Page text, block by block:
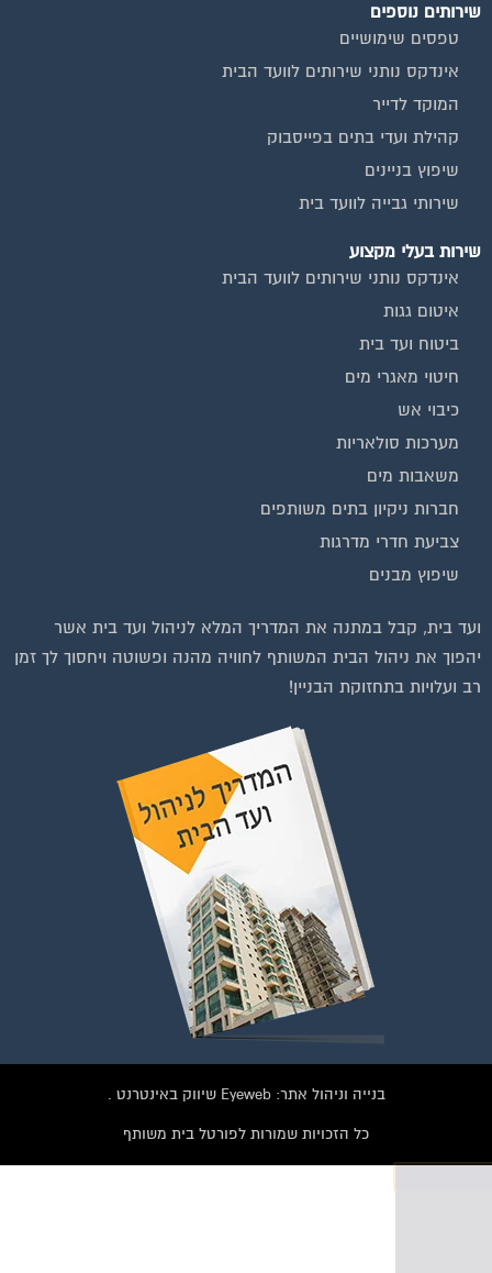
שירותים נוספים
טפסים שימושיים
אינדקס נותני שירותים לוועד הבית
המוקד לדייר
קהילת ועדי בתים בפייסבוק
שיפוץ בניינים
שירותי גבייה לוועד בית
שירות בעלי מקצוע
אינדקס נותני שירותים לוועד הבית
איטום גגות
ביטוח ועד בית
חיטוי מאגרי מים
כיבוי אש
מערכות סולאריות
משאבות מים
חברות ניקיון בתים משותפים
צביעת חדרי מדרגות
שיפוץ מבנים
ועד בית, קבל במתנה את המדריך המלא לניהול ועד בית אשר
יהפוך את ניהול הבית המשותף לחוויה מהנה ופשוטה ויחסוך לך זמן
רב ועלויות בתחזוקת הבניין!
בנייה וניהול אתר: Eyeweb שיווק באינטרנט .
כל הזכויות שמורות לפורטל בית משותף
וועדי בתים ודיירים
הצטרפו עכשיו לקבוצת
הפייסבוק הגדולה בישראל
הנותנת מענה לבעיות
הדיור בבית המשותף!!!